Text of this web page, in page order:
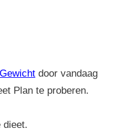
door vandaag
Plan te proberen.
dieet.